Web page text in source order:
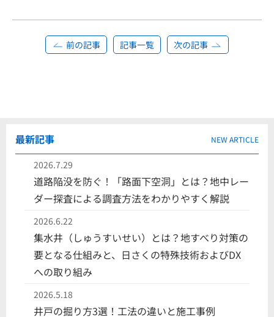
前の記事 記事一覧 次の記事
最新記事 NEW ARTICLE
2026.7.29
道路陥没を防ぐ！「路面下空洞」とは？地中レー
ダー探査による調査方法をわかりやすく解説
2026.6.22
集水井（しゅうすいせい）とは？地すべり対策の
要となる仕組みと、日さくの特殊技術およびDX
への取り組み
2026.5.18
井戸の掘り方3選！工法の違いと施工事例